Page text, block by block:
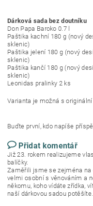
Dárková sada bez doutníku
Don Papa Baroko 0.7 l
Paštika kachní 180 g (nový
sklenic)
Paštika jelení 180 g (nový
sklenic)
Paštika kančí 180 g (nový
sklenic)
Leonidas pralinky 2 ks
Varianta je možná s
Buďte první, kdo napíše
Přidat komentář
Již 23. rokem realizujeme
balíčky.
Zaměřili jsme se zejména na
velmi osobní s věnováním a
někomu, koho vídáte zřídka,
naší dárkovou sadou potěšíte.